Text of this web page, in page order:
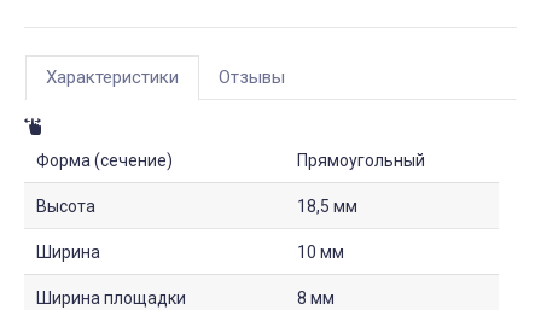
Характеристики Отзывы
Форма (сечение) Прямоугольный
Высота 18,5 мм
Ширина 10 мм
Ширина площадки 8 мм